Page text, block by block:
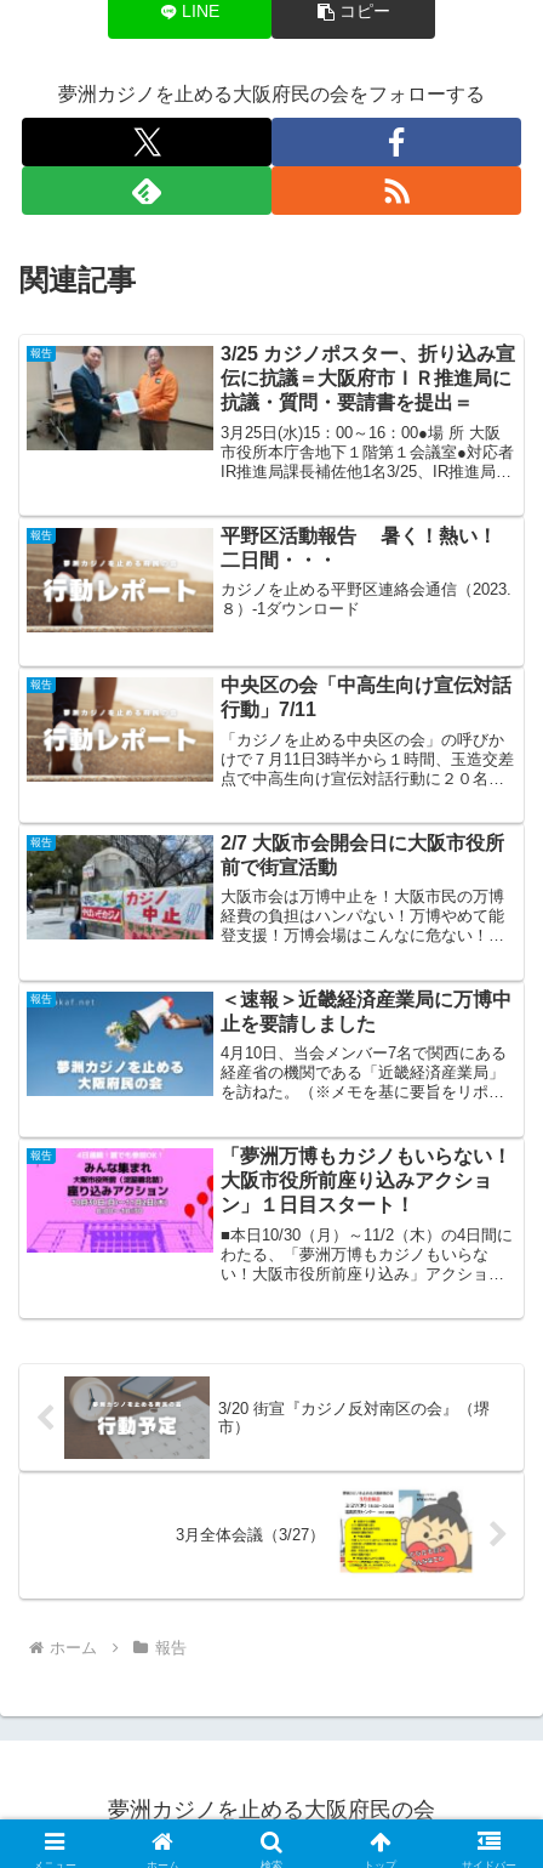
LINE コピー
夢洲カジノを止める大阪府民の会をフォローする
関連記事
報告
3/25 カジノポスター、折り込み宣
伝に抗議＝大阪府市ＩＲ推進局に
抗議・質問・要請書を提出＝
3月25日(水)15：00～16：00●場 所 大阪
市役所本庁舎地下１階第１会議室●対応者
IR推進局課長補佐他1名3/25、IR推進局に
問・要請書を提出しました。 ２...
報告
平野区活動報告 暑く！熱い！
二日間・・・
カジノを止める平野区連絡会通信（2023.
８）-1ダウンロード
報告
中央区の会「中高生向け宣伝対話
行動」7/11
「カジノを止める中央区の会」の呼びか
けで７月11日3時半から１時間、玉造交差
点で中高生向け宣伝対話行動に２０名の
参加人数が多いと歩行者と話ができて、
よかったです。●...
報告
2/7 大阪市会開会日に大阪市役所
前で街宣活動
大阪市会は万博中止を！大阪市民の万博
経費の負担はハンパない！万博やめて能
登支援！万博会場はこんなに危ない！万
月7日(金)12:00～13:00 大阪市役所前街
宣行...
報告
＜速報＞近畿経済産業局に万博中
止を要請しました
4月10日、当会メンバー7名で関西にある
経産省の機関である「近畿経済産業局」
を訪ねた。（※メモを基に要旨をリポー
た。「万博事業についての検討、方針決
定は本省が担い、近...
報告
「夢洲万博もカジノもいらない！
大阪市役所前座り込みアクショ
ン」１日目スタート！
■本日10/30（月）～11/2（木）の4日間に
わたる、「夢洲万博もカジノもいらな
い！大阪市役所前座り込み」アクション
3/20 街宣『カジノ反対南区の会』（堺
市）
3月全体会議（3/27）
ホーム 報告
夢洲カジノを止める大阪府民の会
© 2023 夢洲カジノを止める大阪府民の会.
メニュー ホーム 検索 トップ サイドバー